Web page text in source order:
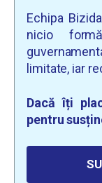
Echipa
nicio
limitate, iar
Dacă îți
pentru